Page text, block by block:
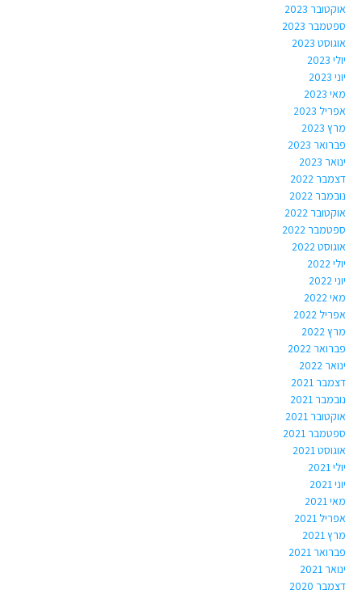
אוקטובר 2023
ספטמבר 2023
אוגוסט 2023
יולי 2023
יוני 2023
מאי 2023
אפריל 2023
מרץ 2023
פברואר 2023
ינואר 2023
דצמבר 2022
נובמבר 2022
אוקטובר 2022
ספטמבר 2022
אוגוסט 2022
יולי 2022
יוני 2022
מאי 2022
אפריל 2022
מרץ 2022
פברואר 2022
ינואר 2022
דצמבר 2021
נובמבר 2021
אוקטובר 2021
ספטמבר 2021
אוגוסט 2021
יולי 2021
יוני 2021
מאי 2021
אפריל 2021
מרץ 2021
פברואר 2021
ינואר 2021
דצמבר 2020